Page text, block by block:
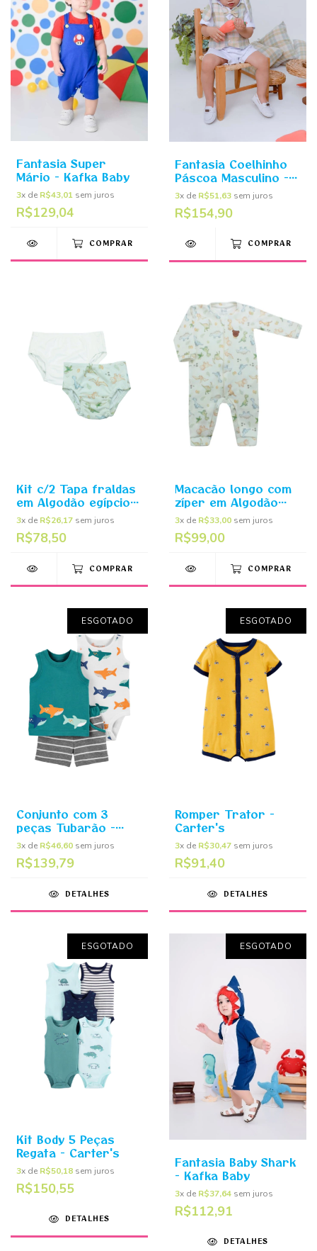
Fantasia Super
Mário - Kafka Baby
3x de R$43,01 sem juros
R$129,04
COMPRAR
Fantasia Coelhinho
Páscoa Masculino -
Kafka Baby
3x de R$51,63 sem juros
R$154,90
COMPRAR
Kit c/2 Tapa fraldas
em Algodão egípcio
Dino - Mini Bear
3x de R$26,17 sem juros
R$78,50
COMPRAR
Macacão longo com
zíper em Algodão
egípcio Dino Off
White - Mini Bear
3x de R$33,00 sem juros
R$99,00
COMPRAR
ESGOTADO
Conjunto com 3
peças Tubarão -
Carter's
3x de R$46,60 sem juros
R$139,79
DETALHES
ESGOTADO
Romper Trator -
Carter's
3x de R$30,47 sem juros
R$91,40
DETALHES
ESGOTADO
Kit Body 5 Peças
Regata - Carter's
3x de R$50,18 sem juros
R$150,55
DETALHES
ESGOTADO
Fantasia Baby Shark
- Kafka Baby
3x de R$37,64 sem juros
R$112,91
DETALHES